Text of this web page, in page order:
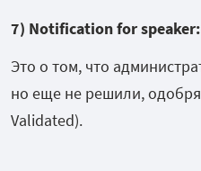
7) Notification for
Это о том, что
но еще не решили,
Validated).